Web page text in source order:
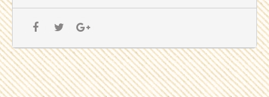
まく｢みはらし福まき｣をおこないます。
鬼退治の豆まきと、景品大放出の福まきを行うみはらしファーム
どなたでも無料で参加できますのでぜひお越し下さい。
お問い合せはみはらしファーム公園事務所74-1807まで